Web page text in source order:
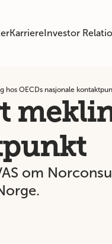
KarriereInvestor
hos OECDs nasjonale
om